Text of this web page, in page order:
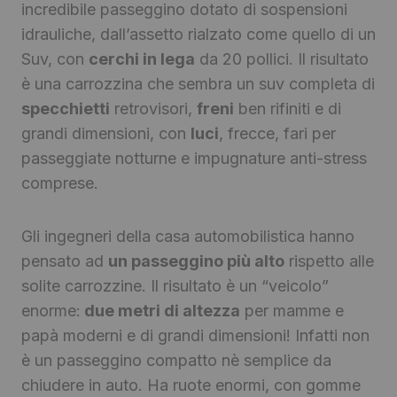
incredibile passeggino dotato di sospensioni
idrauliche, dall’assetto rialzato come quello di un
Suv, con cerchi in lega da 20 pollici. Il risultato
è una carrozzina che sembra un suv completa di
specchietti retrovisori, freni ben rifiniti e di
grandi dimensioni, con luci, frecce, fari per
passeggiate notturne e impugnature anti-stress
comprese.
Gli ingegneri della casa automobilistica hanno
pensato ad un passeggino più alto rispetto alle
solite carrozzine. Il risultato è un “veicolo”
enorme: due metri di altezza per mamme e
papà moderni e di grandi dimensioni! Infatti non
è un passeggino compatto nè semplice da
chiudere in auto. Ha ruote enormi, con gomme